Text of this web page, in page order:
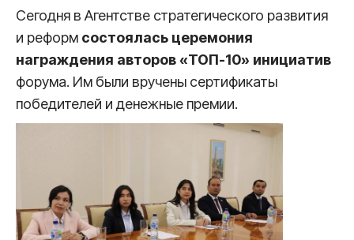
Сегодня в Агентстве стратегического развития
и реформ состоялась церемония
награждения авторов «ТОП-10» инициатив
форума. Им были вручены сертификаты
победителей и денежные премии.